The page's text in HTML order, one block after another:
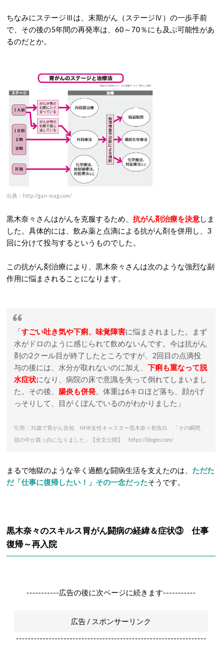
ちなみにステージⅢは、末期がん（ステージⅣ）の一歩手前
で、その後の5年間の再発率は、60～70％にも及ぶ可能性があ
るのだとか。
出典：http://gan-mag.com/
黒木奈々さんはがんを克服するため、 抗がん剤治療を決意しま
した。具体的には、飲み薬と点滴による抗がん剤を併用し、3
回に分けて投与するというものでした。
この抗がん剤治療により、黒木奈々さんは次のような強烈な副
作用に悩まされることになります。
「すごい吐き気や下痢、味覚障害に悩まされました。まず
水がドロのように感じられて飲めないんです。今は抗がん
剤の2クール目が終了したところですが、2回目の点滴投
与の後には、水分が取れないのに加え、 下痢も重なって脱
水症状になり、病院の床で意識を失って倒れてしまいまし
た。その後、 腸炎も併発。体重は6キロほど落ち、顔がげ
っそりして、目がくぼんでいるのがわかりました」
引用：31歳で胃がん告知 NHK女性キャスター黒木奈々初告白 「その瞬間、
頭の中が真っ白になりました」【全文公開】 https://blogos.com/
まるで地獄のような辛く過酷な闘病生活を支えたのは、 ただた
だ「仕事に復帰したい！」その一念だったそうです。
黒木奈々のスキルス胃がん闘病の経緯＆症状③ 仕事
復帰～再入院
-----------広告の後に次ページに続きます-----------
広告 / スポンサーリンク
----------------------------------------------------------------